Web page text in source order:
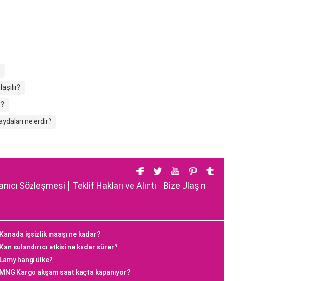
nelerdir?
Sözleşmesi Teklif Hakları ve Alıntı Bize Ulaşın
Kanada işsizlik maaşı ne kadar?
Kan sulandırıcı etkisi ne kadar sürer?
Lamy hangi ülke?
MNG Kargo akşam saat kaçta kapanıyor?